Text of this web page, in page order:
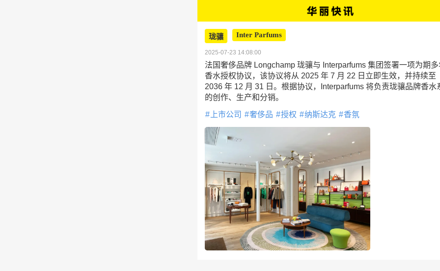
珑骧 Inter Parfums
2025-07-23 14:08:00
法国奢侈品牌 Longchamp 珑骧与 Interparfums 集团签署一项为期多
香水授权协议，该协议将从 2025 年 7 月 22 日立即生效，并持续至
2036 年 12 月 31 日。根据协议，Interparfums 将负责珑骧品牌香水
的创作、生产和分销。
上市公司 奢侈品 授权 纳斯达克 香氛